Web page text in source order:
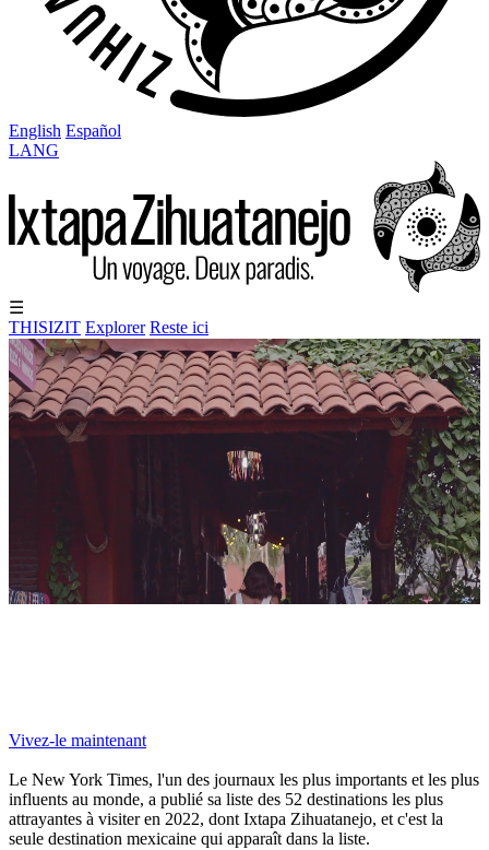
English Español
LANG
☰
THISIZIT Explorer Reste ici
2026
Vivez-le maintenant
Le New York Times, l'un des journaux les plus importants et les plus
influents au monde, a publié sa liste des 52 destinations les plus
attrayantes à visiter en 2022, dont Ixtapa Zihuatanejo, et c'est la
seule destination mexicaine qui apparaît dans la liste.